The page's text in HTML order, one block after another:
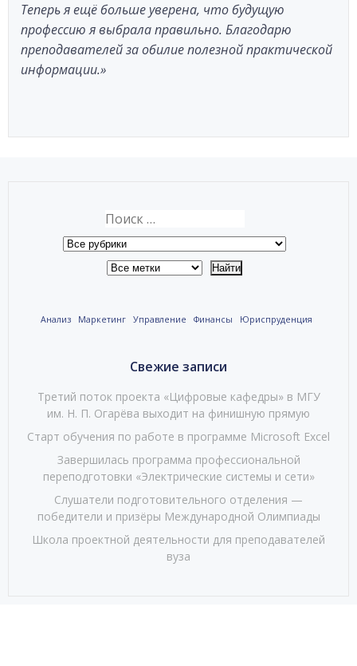
Теперь я ещё больше уверена, что будущую
профессию я выбрала правильно. Благодарю
преподавателей за обилие полезной практической
информации.»
Анализ Маркетинг Управление Финансы Юриспруденция
Свежие записи
Третий поток проекта «Цифровые кафедры» в МГУ
им. Н. П. Огарёва выходит на финишную прямую
Старт обучения по работе в программе Microsoft Excel
Завершилась программа профессиональной
переподготовки «Электрические системы и сети»
Слушатели подготовительного отделения —
победители и призёры Международной Олимпиады
Школа проектной деятельности для преподавателей
вуза